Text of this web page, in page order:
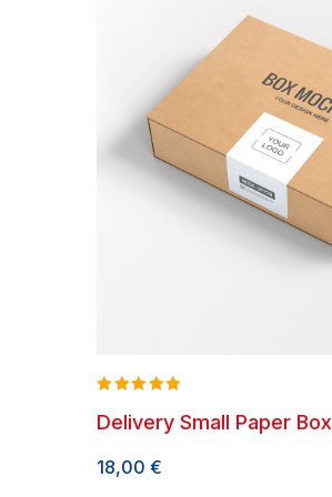
5.00
out of 5
Delivery Small Paper Box
18,00 €